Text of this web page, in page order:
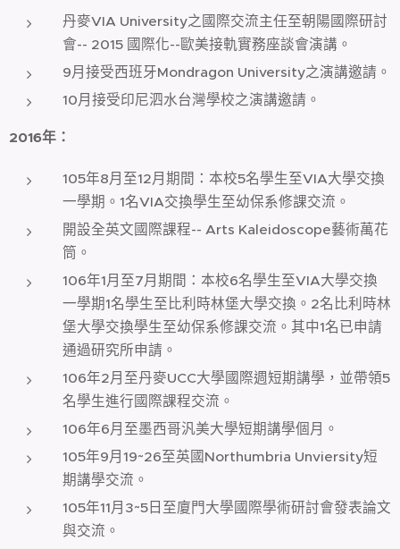
丹麥VIA University之國際交流主任至朝陽國際研討
會-- 2015 國際化--歐美接軌實務座談會演講。
9月接受西班牙Mondragon University之演講邀請。
10月接受印尼泗水台灣學校之演講邀請。
2016年 ：
105年8月至12月期間：本校5名學生至VIA大學交換
一學期。1名VIA交換學生至幼保系修課交流。
開設全英文國際課程-- Arts Kaleidoscope藝術萬花
筒。
106年1月至7月期間：本校6名學生至VIA大學交換
一學期1名學生至比利時林堡大學交換。2名比利時林
堡大學交換學生至幼保系修課交流。其中1名已申請
通過研究所申請。
106年2月至丹麥UCC大學國際週短期講學，並帶領5
名學生進行國際課程交流。
106年6月至墨西哥汎美大學短期講學個月。
105年9月19~26至英國Northumbria Unviersity短
期講學交流。
105年11月3~5日至廈門大學國際學術研討會發表論文
與交流。